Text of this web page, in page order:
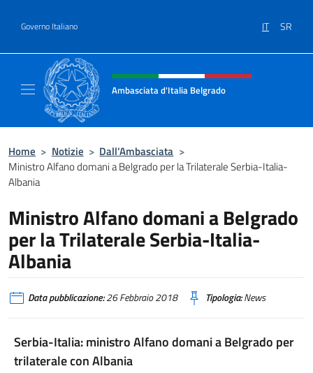
Governo Italiano IT SR
Intestazione sito, social e menù
Ambasciata d'Italia Belgrado
Home > Notizie > Dall’Ambasciata >
Ministro Alfano domani a Belgrado per la Trilaterale Serbia-Italia-
Albania
Ministro Alfano domani a Belgrado
per la Trilaterale Serbia-Italia-
Albania
Data pubblicazione:26 Febbraio 2018 Tipologia:News
Serbia-Italia: ministro Alfano domani a Belgrado per
trilaterale con Albania